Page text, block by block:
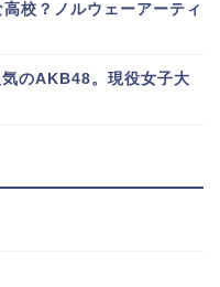
校？ノルウェーアーティ
のAKB48。現役女子大